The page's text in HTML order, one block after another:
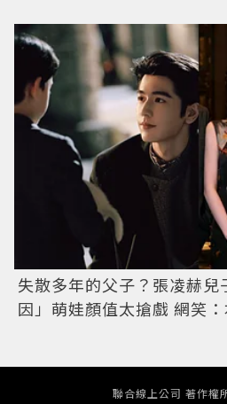
失散多年的父子？張凌赫兒
因」萌娃顏值太搶戲 網笑
聯合線上公司 著作